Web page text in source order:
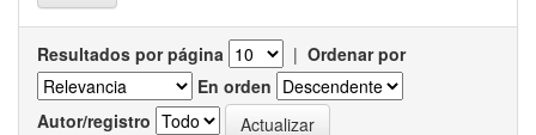
Resultados por página | Ordenar por
En orden
Autor/registro